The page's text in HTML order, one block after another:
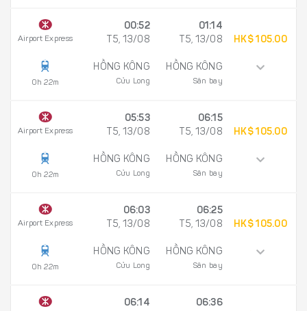
Airport Express
0h 22m
00:52
T5, 13/08
HỒNG KÔNG
Cửu Long
01:14
T5, 13/08
HỒNG KÔNG
Sân bay
HK$ 105.00
Airport Express
0h 22m
05:53
T5, 13/08
HỒNG KÔNG
Cửu Long
06:15
T5, 13/08
HỒNG KÔNG
Sân bay
HK$ 105.00
Airport Express
0h 22m
06:03
T5, 13/08
HỒNG KÔNG
Cửu Long
06:25
T5, 13/08
HỒNG KÔNG
Sân bay
HK$ 105.00
06:14
06:36